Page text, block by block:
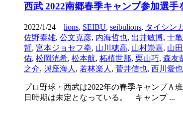
西武 2022南郷春季キャンプ参加選手
2022/1/24 lions, SEIBU, seibulions, タイシン
佐野泰雄, 公文克彦, 内海哲也, 出井敏博, 十
哲, 宮本ジョセフ拳, 山川穂高, 山村崇嘉, 山
佑, 松岡洸希, 松本航, 柘植世那, 栗山巧, 森友
之介, 與座海人 , 若林楽人 , 菅井信也, 西川愛也
プロ野球・西武は2022年の春季キャンプ
日時期は未定となっている。 キャンプ ...